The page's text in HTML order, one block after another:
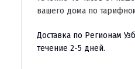
вашего дома по
Доставка по Регионам
течение 2-5 дней.